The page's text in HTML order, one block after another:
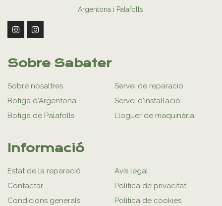
Argentona i Palafolls.
Sobre Sabater
Sobre nosaltres
Botiga d'Argentona
Botiga de Palafolls
Servei de reparació
Servei d'instal·lació
Lloguer de maquinària
Informació
Estat de la reparació
Contactar
Condicions generals
Avís legal
Política de privacitat
Política de cookies